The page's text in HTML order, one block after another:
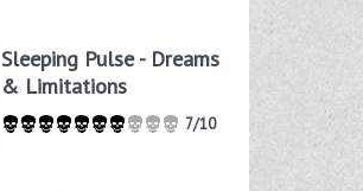
Sleeping Pulse - Dreams
& Limitations
7/10